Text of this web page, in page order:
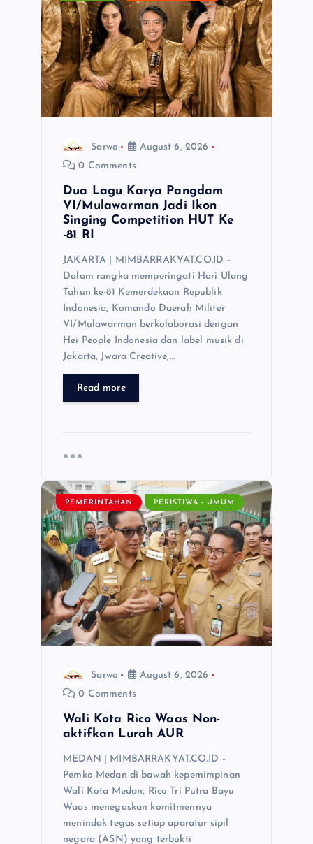
Sarwo
August 6, 2026
0 Comments
Dua Lagu Karya Pangdam
VI/Mulawarman Jadi Ikon
Singing Competition HUT Ke
-81 RI
JAKARTA | MIMBARRAKYAT.CO.ID –
Dalam rangka memperingati Hari Ulang
Tahun ke-81 Kemerdekaan Republik
Indonesia, Komando Daerah Militer
VI/Mulawarman berkolaborasi dengan
Hei People Indonesia dan label musik di
Jakarta, Jwara Creative,…
Read more
PEMERINTAHAN PERISTIWA - UMUM
Sarwo
August 6, 2026
0 Comments
Wali Kota Rico Waas Non-
aktifkan Lurah AUR
MEDAN | MIMBARRAKYAT.CO.ID –
Pemko Medan di bawah kepemimpinan
Wali Kota Medan, Rico Tri Putra Bayu
Waas menegaskan komitmennya
menindak tegas setiap aparatur sipil
negara (ASN) yang terbukti